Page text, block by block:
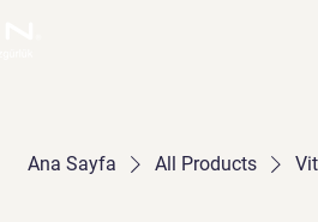
Ana Sayfa All Products